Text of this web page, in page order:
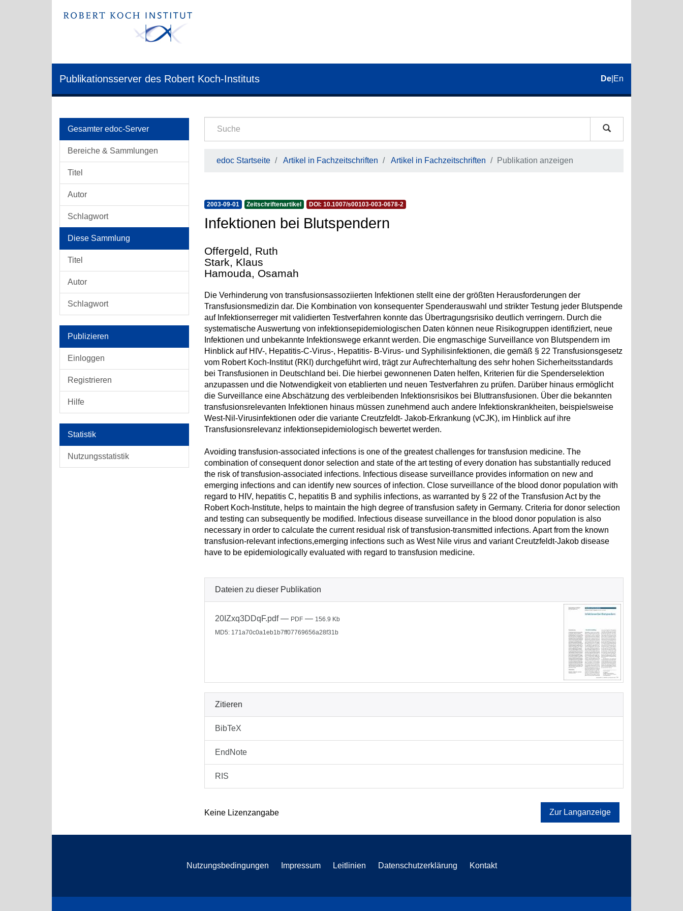
Publikationsserver des Robert Koch-Instituts De En
Gesamter edoc-Server
Bereiche & Sammlungen
Titel
Autor
Schlagwort
Diese Sammlung
Titel
Autor
Schlagwort
Publizieren
Einloggen
Registrieren
Hilfe
Statistik
Nutzungsstatistik
edoc Startseite Artikel in Fachzeitschriften Artikel in Fachzeitschriften Publikation anzeigen
2003-09-01 Zeitschriftenartikel DOI: 10.1007/s00103-003-0678-2
Infektionen bei Blutspendern
Offergeld, Ruth
Stark, Klaus
Hamouda, Osamah
Die Verhinderung von transfusionsassoziierten Infektionen stellt eine der größten Herausforderungen der
Transfusionsmedizin dar. Die Kombination von konsequenter Spenderauswahl und strikter Testung jeder Blutspende
auf Infektionserreger mit validierten Testverfahren konnte das Übertragungsrisiko deutlich verringern. Durch die
systematische Auswertung von infektionsepidemiologischen Daten können neue Risikogruppen identifiziert, neue
Infektionen und unbekannte Infektionswege erkannt werden. Die engmaschige Surveillance von Blutspendern im
Hinblick auf HIV-, Hepatitis-C-Virus-, Hepatitis- B-Virus- und Syphilisinfektionen, die gemäß § 22 Transfusionsgesetz
vom Robert Koch-Institut (RKI) durchgeführt wird, trägt zur Aufrechterhaltung des sehr hohen Sicherheitsstandards
bei Transfusionen in Deutschland bei. Die hierbei gewonnenen Daten helfen, Kriterien für die Spenderselektion
anzupassen und die Notwendigkeit von etablierten und neuen Testverfahren zu prüfen. Darüber hinaus ermöglicht
die Surveillance eine Abschätzung des verbleibenden Infektionsrisikos bei Bluttransfusionen. Über die bekannten
transfusionsrelevanten Infektionen hinaus müssen zunehmend auch andere Infektionskrankheiten, beispielsweise
West-Nil-Virusinfektionen oder die variante Creutzfeldt- Jakob-Erkrankung (vCJK), im Hinblick auf ihre
Transfusionsrelevanz infektionsepidemiologisch bewertet werden.
Avoiding transfusion-associated infections is one of the greatest challenges for transfusion medicine. The
combination of consequent donor selection and state of the art testing of every donation has substantially reduced
the risk of transfusion-associated infections. Infectious disease surveillance provides information on new and
emerging infections and can identify new sources of infection. Close surveillance of the blood donor population with
regard to HIV, hepatitis C, hepatitis B and syphilis infections, as warranted by § 22 of the Transfusion Act by the
Robert Koch-Institute, helps to maintain the high degree of transfusion safety in Germany. Criteria for donor selection
and testing can subsequently be modified. Infectious disease surveillance in the blood donor population is also
necessary in order to calculate the current residual risk of transfusion-transmitted infections. Apart from the known
transfusion-relevant infections,emerging infections such as West Nile virus and variant Creutzfeldt-Jakob disease
have to be epidemiologically evaluated with regard to transfusion medicine.
Dateien zu dieser Publikation
20IZxq3DDqF.pdf— PDF — 156.9 Kb
MD5: 171a70c0a1eb1b7ff07769656a28f31b
Zitieren
BibTeX
EndNote
RIS
Keine Lizenzangabe Zur Langanzeige
Nutzungsbedingungen Impressum Leitlinien Datenschutzerklärung Kontakt